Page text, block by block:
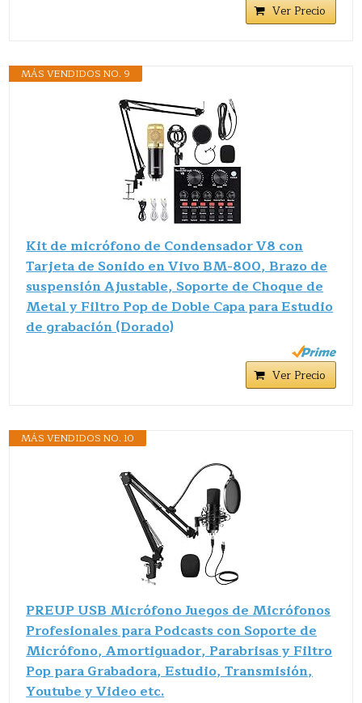
Ver Precio
MÁS VENDIDOS NO. 9
Kit de micrófono de Condensador V8 con
Tarjeta de Sonido en Vivo BM-800, Brazo de
suspensión Ajustable, Soporte de Choque de
Metal y Filtro Pop de Doble Capa para Estudio
de grabación (Dorado)
Ver Precio
MÁS VENDIDOS NO. 10
PREUP USB Micrófono Juegos de Micrófonos
Profesionales para Podcasts con Soporte de
Micrófono, Amortiguador, Parabrisas y Filtro
Pop para Grabadora, Estudio, Transmisión,
Youtube y Video etc.